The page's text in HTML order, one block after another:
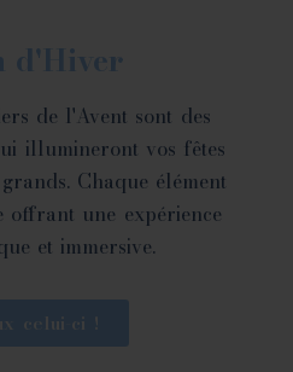
d'Hiver
de l'Avent sont des
illumineront vos fêtes
Chaque élément
une expérience
et immersive.
celui-ci !